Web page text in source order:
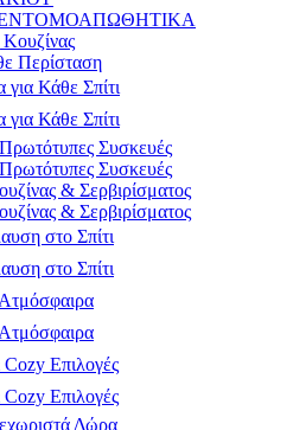
Περίσταση
Κάθε Σπίτι
Κάθε Σπίτι
Συσκευές
Συσκευές
& Σερβιρίσματος
& Σερβιρίσματος
στο Σπίτι
στο Σπίτι
Επιλογές
Επιλογές
Δώρα